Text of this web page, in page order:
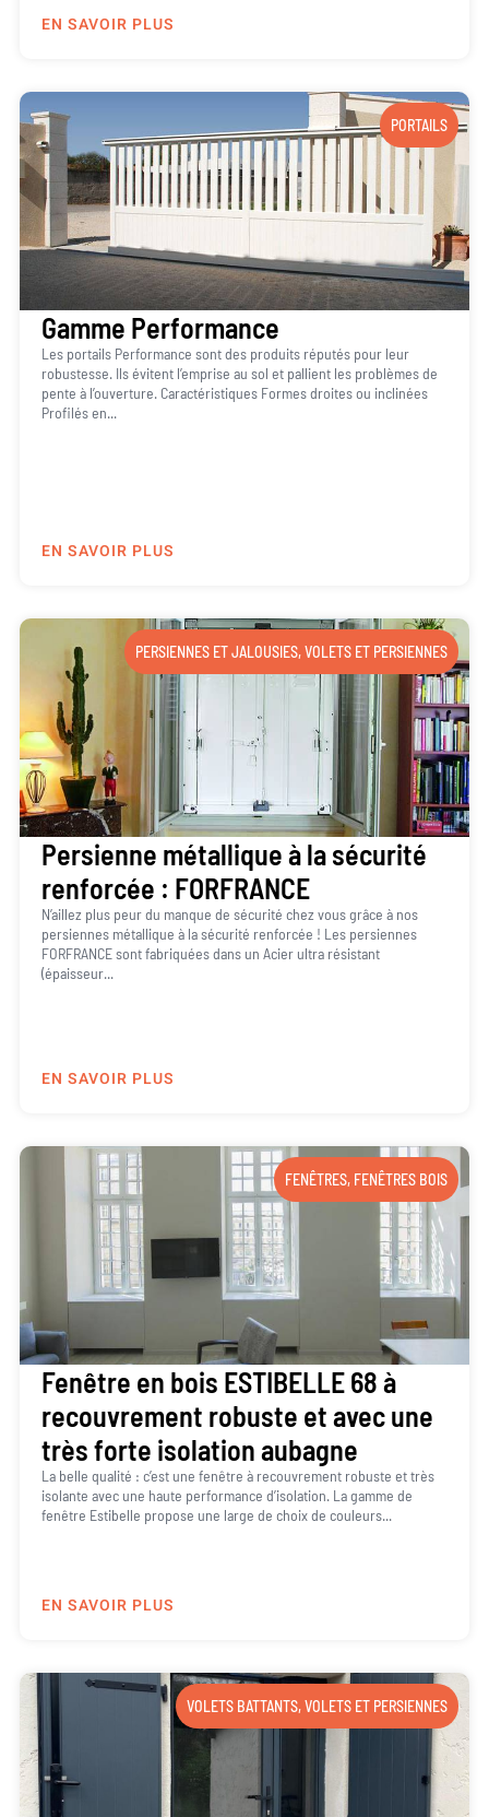
EN SAVOIR PLUS
PORTAILS
Gamme Performance
Les portails Performance sont des produits réputés pour leur
robustesse. Ils évitent l’emprise au sol et pallient les problèmes de
pente à l’ouverture. Caractéristiques Formes droites ou inclinées
Profilés en...
EN SAVOIR PLUS
PERSIENNES ET JALOUSIES,VOLETS ET PERSIENNES
Persienne métallique à la sécurité
renforcée : FORFRANCE
N’aillez plus peur du manque de sécurité chez vous grâce à nos
persiennes métallique à la sécurité renforcée ! Les persiennes
FORFRANCE sont fabriquées dans un Acier ultra résistant
(épaisseur...
EN SAVOIR PLUS
FENÊTRES, FENÊTRES BOIS
Fenêtre en bois ESTIBELLE 68 à
recouvrement robuste et avec une
très forte isolation aubagne
La belle qualité : c’est une fenêtre à recouvrement robuste et très
isolante avec une haute performance d’isolation. La gamme de
fenêtre Estibelle propose une large de choix de couleurs...
EN SAVOIR PLUS
VOLETS BATTANTS,VOLETS ET PERSIENNES